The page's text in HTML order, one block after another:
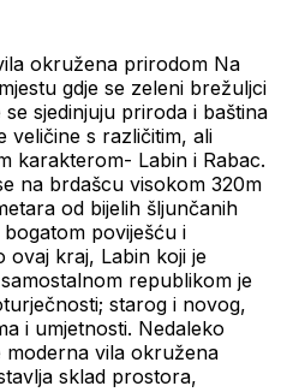
okružena prirodom Na
gdje se zeleni brežuljci
sjedinjuju priroda i baština
veličine s različitim, ali
karakterom- Labin i Rabac.
na brdašcu visokom 320m
od bijelih šljunčanih
poviješću i
ovaj kraj, Labin koji je
republikom je
starog i novog,
i umjetnosti. Nedaleko
moderna vila okružena
sklad prostora,